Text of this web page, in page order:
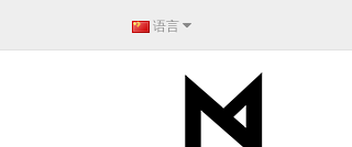
语言